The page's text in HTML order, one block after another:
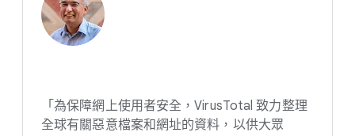
「為​保障​網​上​使用​者​安全，​VirusTotal 致力​整理​
全球​有關​惡意​檔案​和​網址​的​資料，​以​供​大眾​